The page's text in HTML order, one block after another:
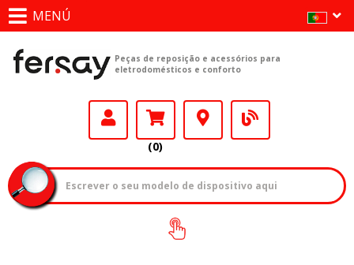
MENÚ
Peças de reposição e acessórios para
eletrodomésticos e conforto
(0)
Como encontrar
o seu modelo?